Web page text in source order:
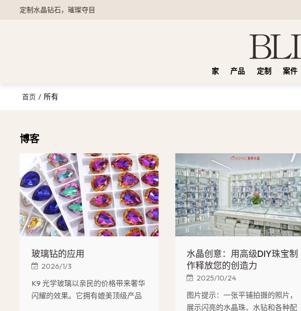
定制水晶钻石，璀璨夺目
家 产品 定制 案件
首页 / 所有
博客
玻璃钻的应用
2026/1/3
K9 光学玻璃以亲民的价格带来奢华
闪耀的效果。它拥有媲美顶级产品
水晶创意：用高级DIY珠宝制
作释放您的创造力
2025/10/24
图片提示：一张平铺拍摄的照片，
展示闪亮的水晶珠、水钻和各种配